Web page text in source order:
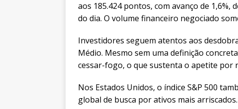
aos 185.424 pontos, com avanço de
do dia. O volume financeiro negociado
Investidores seguem atentos aos
Médio. Mesmo sem uma definição
cessar-fogo, o que sustenta o apetite por
Nos Estados Unidos, o índice S&P 500
global de busca por ativos mais arriscados.